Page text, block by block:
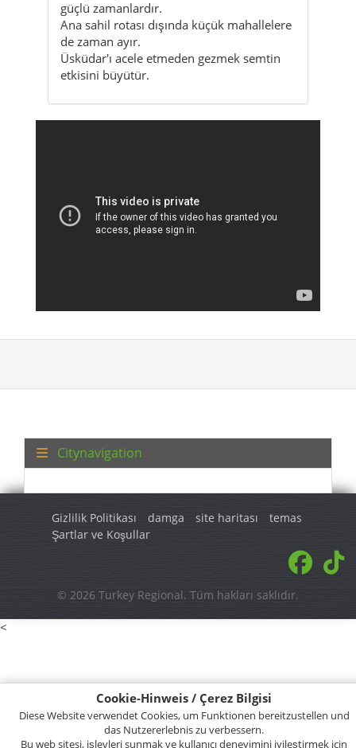
Cookie-Hinweis / Çerez Bilgisi
Diese Website verwendet Cookies, um Funktionen bereitzustellen und
das Nutzererlebnis zu verbessern.
Bu web sitesi, işlevleri sunmak ve kullanıcı deneyimini iyileştirmek için
Gizlilik Politikası damga site haritası
temas
Şartlar ve Koşullar
© 2026 Turkey Regional. Tüm hakları saklıdır.